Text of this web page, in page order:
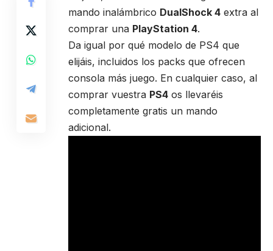
mando inalámbrico DualShock 4 extra al
comprar una PlayStation 4.
Da igual por qué modelo de PS4 que
elijáis, incluidos los packs que ofrecen
consola más juego. En cualquier caso, al
comprar vuestra PS4 os llevaréis
completamente gratis un mando
adicional.